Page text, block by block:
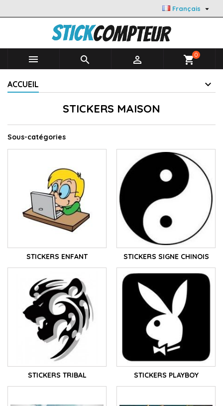
Français 
   shopping_cart0
ACCUEIL
STICKERS MAISON
Sous-catégories
STICKERS ENFANT STICKERS SIGNE CHINOIS
STICKERS TRIBAL STICKERS PLAYBOY